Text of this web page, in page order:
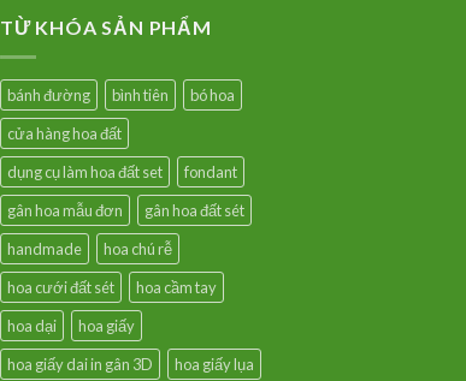
TỪ KHÓA SẢN PHẨM
bánh đường bình tiên
bó hoa
cửa hàng hoa đất
dụng cụ làm hoa đất set
fondant
gân hoa mẫu đơn
gân hoa đất sét
handmade
hoa chú rễ
hoa cưới đất sét
hoa cầm tay
hoa dại
hoa giấy
hoa giấy dai in gân 3D
hoa giấy lụa